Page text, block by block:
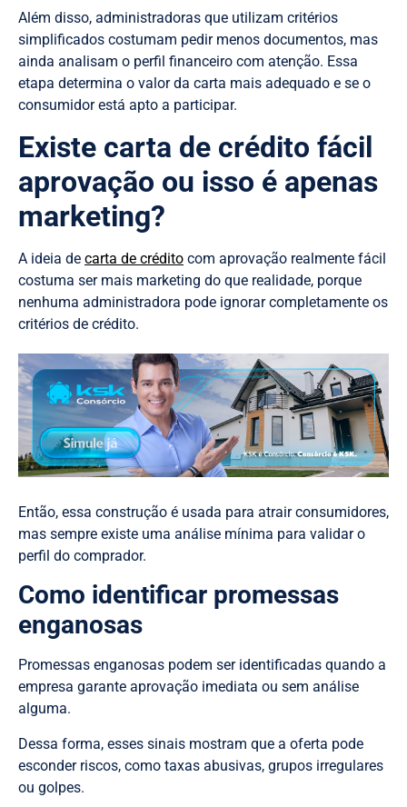
Além disso, administradoras que utilizam critérios
simplificados costumam pedir menos documentos, mas
ainda analisam o perfil financeiro com atenção. Essa
etapa determina o valor da carta mais adequado e se o
consumidor está apto a participar.
Existe carta de crédito fácil
aprovação ou isso é apenas
marketing?
A ideia de carta de crédito com aprovação realmente fácil
costuma ser mais marketing do que realidade, porque
nenhuma administradora pode ignorar completamente os
critérios de crédito.
Então, essa construção é usada para atrair consumidores,
mas sempre existe uma análise mínima para validar o
perfil do comprador.
Como identificar promessas
enganosas
Promessas enganosas podem ser identificadas quando a
empresa garante aprovação imediata ou sem análise
alguma.
Dessa forma, esses sinais mostram que a oferta pode
esconder riscos, como taxas abusivas, grupos irregulares
ou golpes.